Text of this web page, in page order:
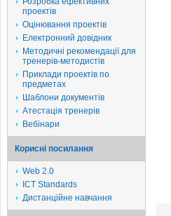
проектів
Оцінювання проектів
Електронний довідник
Методичні рекомендації для
тренерів-методистів
Приклади проектів по
предметах
Шаблони документів
Атестація тренерів
Вебінари
Корисні посилання
Web 2.0
ICT Standards
Дистанційне навчання